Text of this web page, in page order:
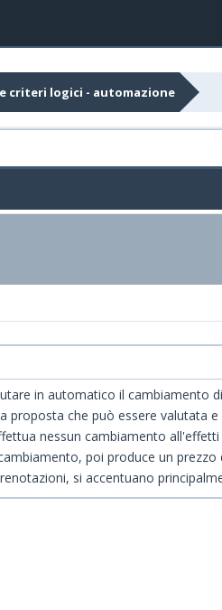
criteri logici - automazione
in automatico il cambiamento
che può essere valutata
nessun cambiamento
poi produce un
si accentuano